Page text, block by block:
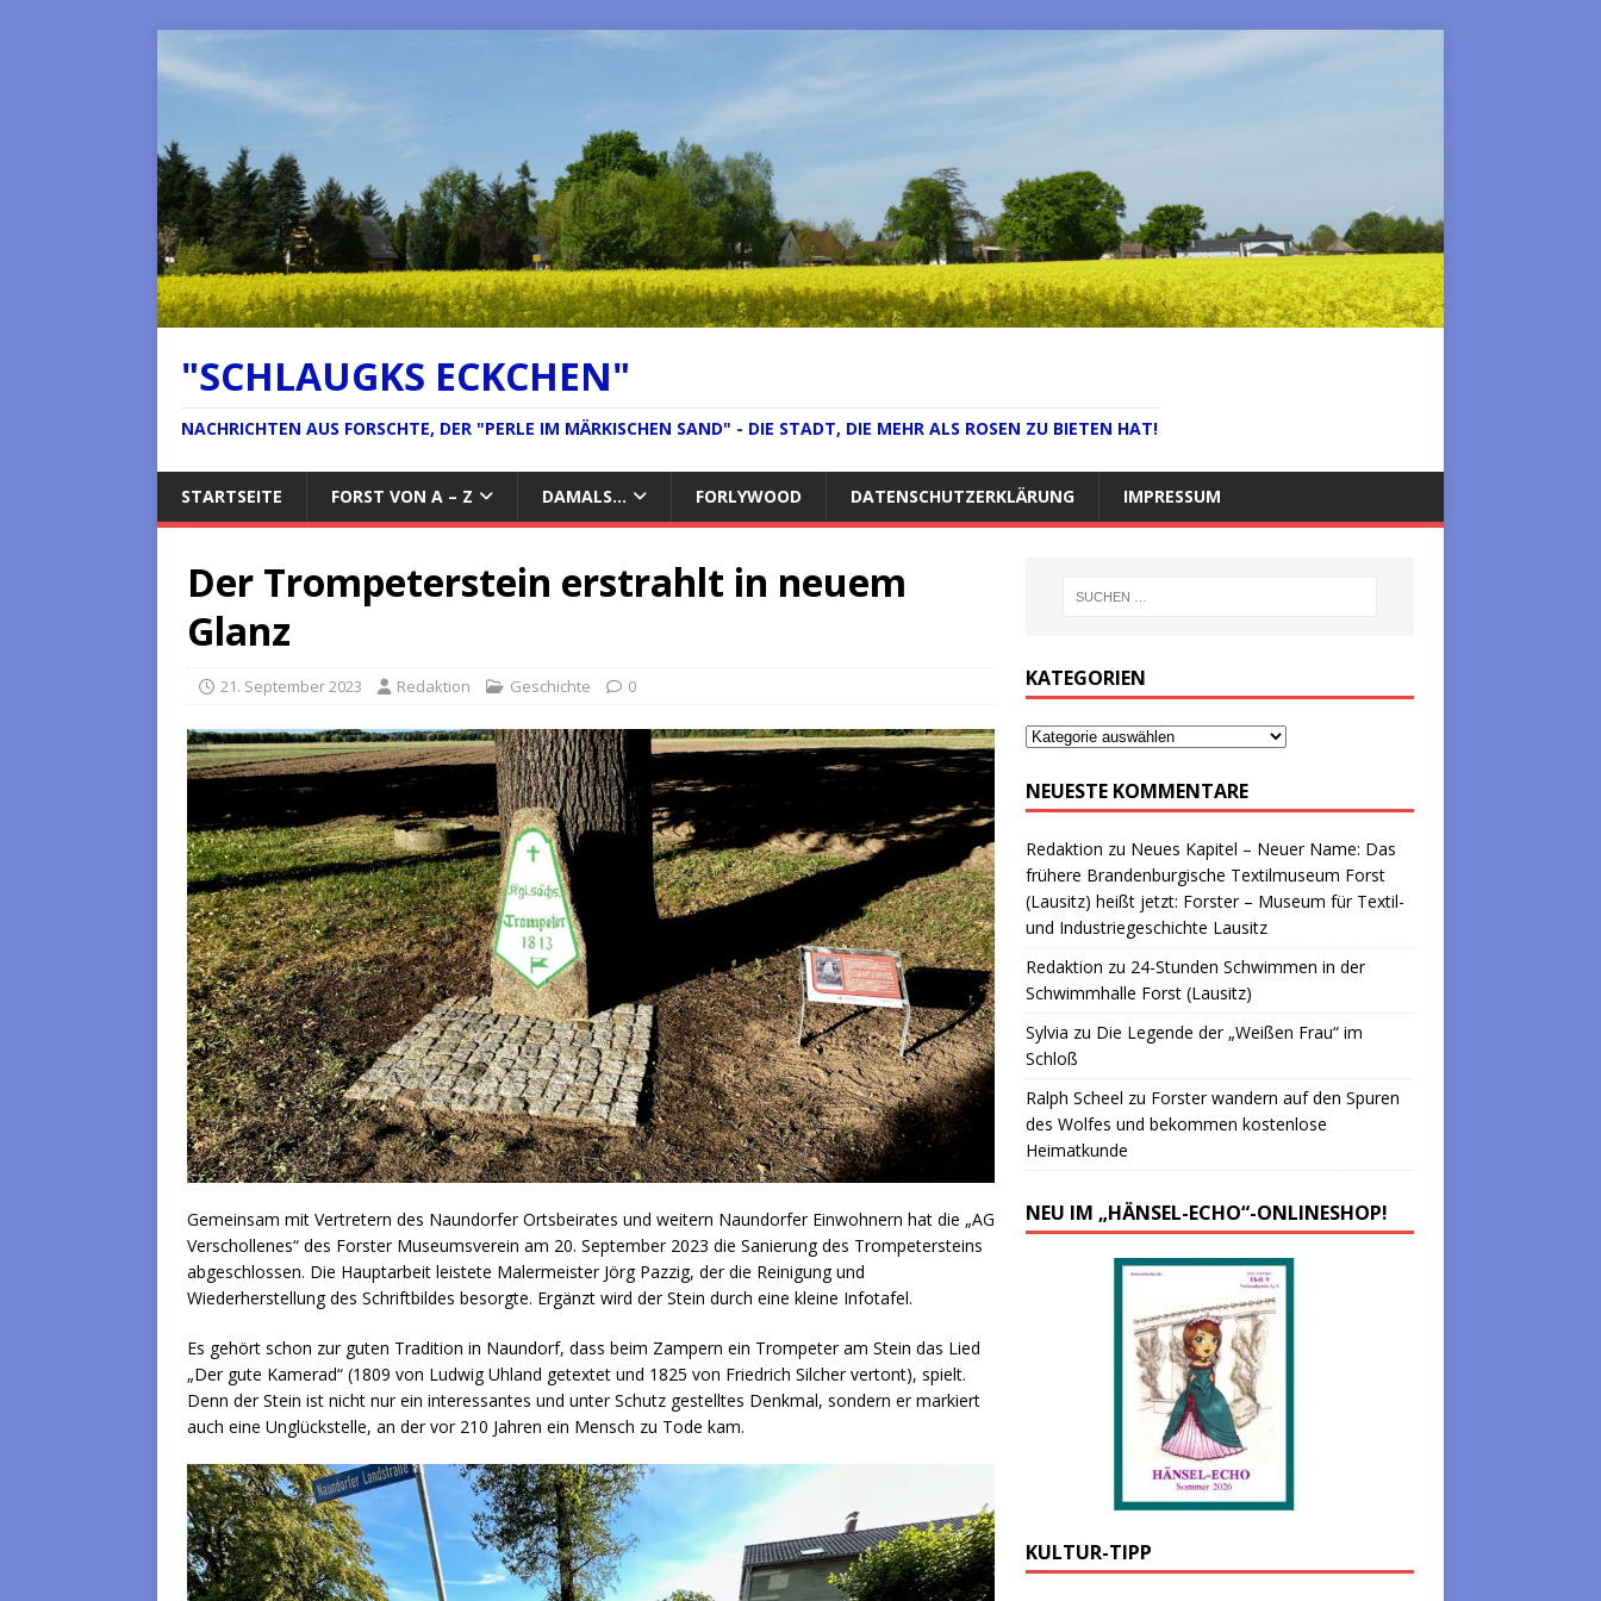
"SCHLAUGKS ECKCHEN"
NACHRICHTEN AUS FORSCHTE, DER "PERLE IM MÄRKISCHEN SAND" - DIE STADT, DIE MEHR ALS ROSEN ZU BIETEN HAT!
STARTSEITE FORST VON A – Z DAMALS… FORLYWOOD DATENSCHUTZERKLÄRUNG IMPRESSUM
Der Trompeterstein erstrahlt in neuem
Glanz
21. September 2023 Redaktion Geschichte 0
Gemeinsam mit Vertretern des Naundorfer Ortsbeirates und weitern Naundorfer Einwohnern hat die „AG
Verschollenes“ des Forster Museumsverein am 20. September 2023 die Sanierung des Trompetersteins
abgeschlossen. Die Hauptarbeit leistete Malermeister Jörg Pazzig, der die Reinigung und
Wiederherstellung des Schriftbildes besorgte. Ergänzt wird der Stein durch eine kleine Infotafel.
Es gehört schon zur guten Tradition in Naundorf, dass beim Zampern ein Trompeter am Stein das Lied
„Der gute Kamerad“ (1809 von Ludwig Uhland getextet und 1825 von Friedrich Silcher vertont), spielt.
Denn der Stein ist nicht nur ein interessantes und unter Schutz gestelltes Denkmal, sondern er markiert
auch eine Unglückstelle, an der vor 210 Jahren ein Mensch zu Tode kam.
KATEGORIEN
NEUESTE KOMMENTARE
Redaktion zu Neues Kapitel – Neuer Name: Das
frühere Brandenburgische Textilmuseum Forst
(Lausitz) heißt jetzt: Forster – Museum für Textil-
und Industriegeschichte Lausitz
Redaktion zu 24-Stunden Schwimmen in der
Schwimmhalle Forst (Lausitz)
Sylvia zu Die Legende der „Weißen Frau“ im
Schloß
Ralph Scheel zu Forster wandern auf den Spuren
des Wolfes und bekommen kostenlose
Heimatkunde
NEU IM „HÄNSEL-ECHO“-ONLINESHOP!
KULTUR-TIPP